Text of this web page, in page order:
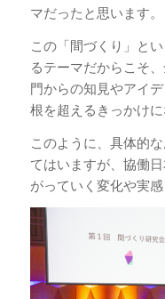
マだったと思います。
この「間づくり」と
るテーマだからこそ
門からの知見やアイ
根を超えるきっかけに
このように、具体的
てはいますが、協働
がっていく変化や実感